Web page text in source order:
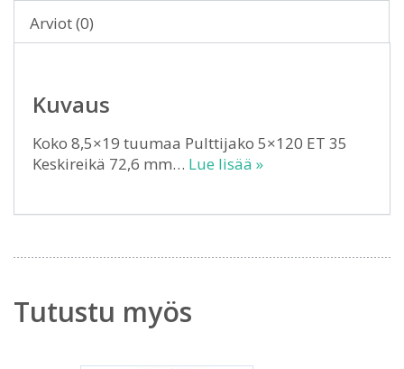
Arviot (0)
Kuvaus
Koko 8,5×19 tuumaa Pulttijako 5×120 ET 35
Keskireikä 72,6 mm… Lue lisää »
Tutustu myös